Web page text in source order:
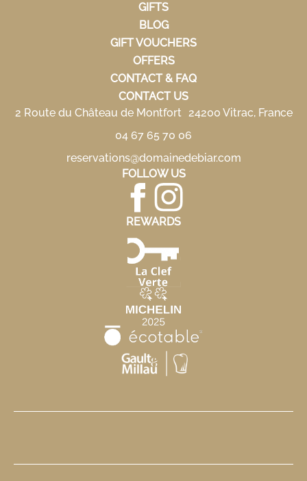
GIFTS
BLOG
GIFT VOUCHERS
OFFERS
CONTACT & FAQ
CONTACT US
2 Route du Château de Montfort 24200 Vitrac, France
04 67 65 70 06
reservations@domainedebiar.com
FOLLOW US
REWARDS